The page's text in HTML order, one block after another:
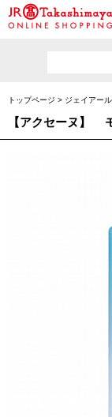
トップページ > ジェイアー
【アクセーヌ】